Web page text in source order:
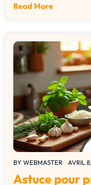
Read More
BY WEBMASTER AVRIL
Astuce pour